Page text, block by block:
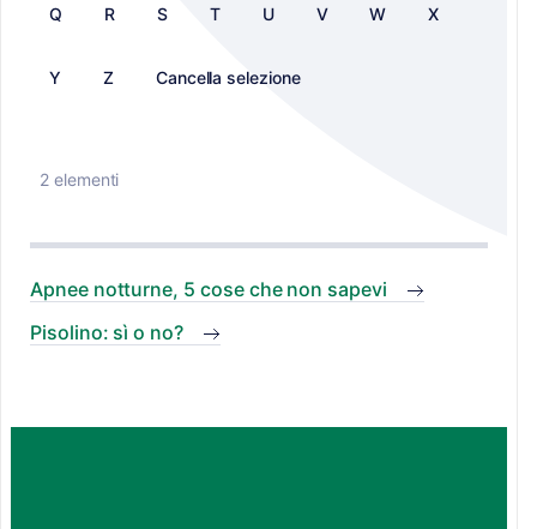
Q R S T U V W X
Y Z Cancella selezione
2 elementi
Apnee notturne, 5 cose che non sapevi
Pisolino: sì o no?